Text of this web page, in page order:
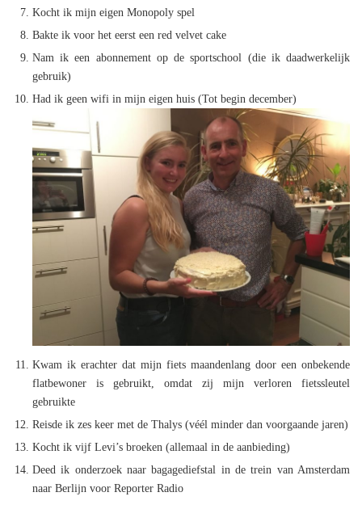
Kocht ik mijn eigen Monopoly spel
Bakte ik voor het eerst een red velvet cake
Nam ik een abonnement op de sportschool (die ik daadwerkelijk
gebruik)
Had ik geen wifi in mijn eigen huis (Tot begin december)
Kwam ik erachter dat mijn fiets maandenlang door een onbekende
flatbewoner is gebruikt, omdat zij mijn verloren fietssleutel
gebruikte
Reisde ik zes keer met de Thalys (véél minder dan voorgaande jaren)
Kocht ik vijf Levi’s broeken (allemaal in de aanbieding)
Deed ik onderzoek naar bagagediefstal in de trein van Amsterdam
naar Berlijn voor Reporter Radio